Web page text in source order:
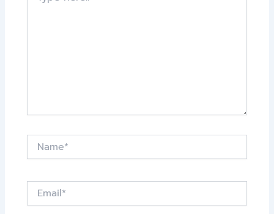
Email*